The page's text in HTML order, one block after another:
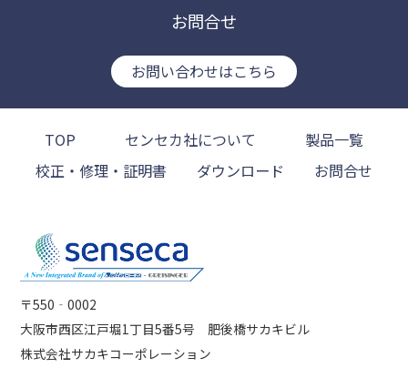
お問合せ
お問い合わせはこちら
TOP センセカ社について
製品一覧
校正・修理・証明書
ダウンロード お問合せ
〒550‐0002
大阪市西区江戸堀1丁目5番5号 肥後橋サカキビル
株式会社サカキコーポレーション